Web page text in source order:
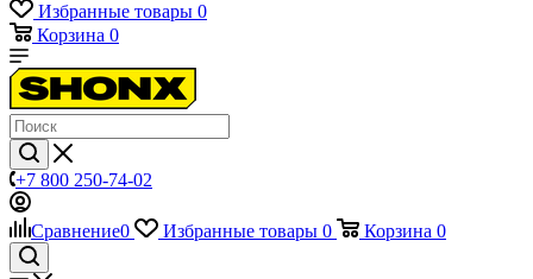
Избранные товары 0
Корзина 0
+7 800 250-74-02
Сравнение0 Избранные товары 0 Корзина 0